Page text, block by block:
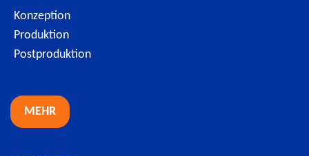
Konzeption
Produktion
Postproduktion
MEHR